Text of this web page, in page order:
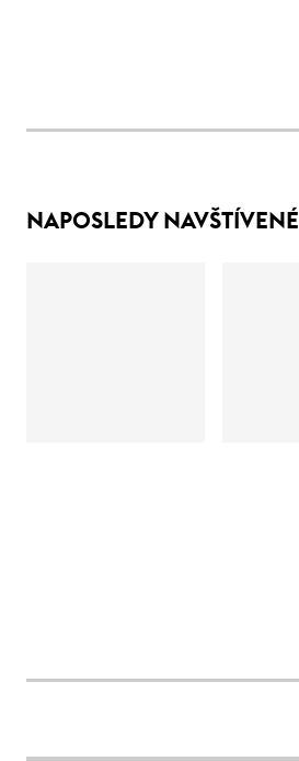
NAPOSLEDY NAVŠTÍVENÉ